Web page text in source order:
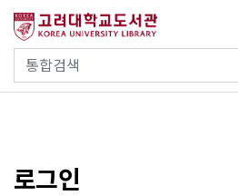
건
통합검색
사이트내 검색
로그인